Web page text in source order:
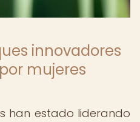
innovadores
mujeres
han estado liderando